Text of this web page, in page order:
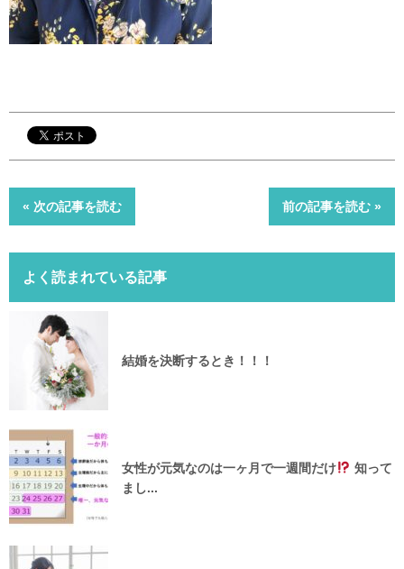
« 次の記事を読む 前の記事を読む »
よく読まれている記事
結婚を決断するとき！！！
女性が元気なのは一ヶ月で一週間だけ
知って
まし...